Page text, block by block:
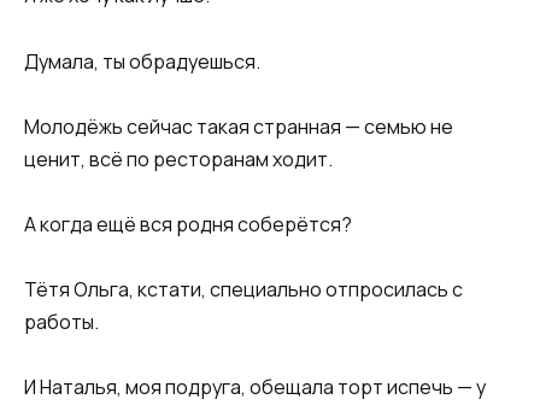
Думала, ты обрадуешься.
Молодёжь сейчас такая странная — семью не
ценит, всё по ресторанам ходит.
А когда ещё вся родня соберётся?
Тётя Ольга, кстати, специально отпросилась с
работы.
И Наталья, моя подруга, обещала торт испечь — у